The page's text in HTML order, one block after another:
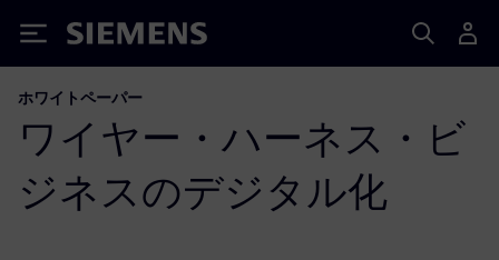
Siemens
ホワイトペーパー
ワイヤー・ハーネス・ビ
ジネスのデジタル化